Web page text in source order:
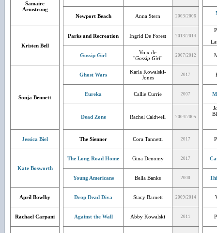
Samaire
Armstrong
Newport Beach Anna Stern 2003/2006
Kristen Bell
Parks and Recreation Ingrid De Forest 2013/2014
Gossip Girl
Voix de
"Gossip Girl" 2007/2012
Sonja Bennett
Ghost Wars
Karla Kowalski-
Jones
2017
Eureka Callie Currie 2007
Dead Zone Rachel Caldwell 2004/2005
Jessica Biel The Sienner Cora Tannetti 2017
Kate Bosworth
The Long Road Home Gina Denomy 2017
Young Americans Bella Banks 2000
April Bowlby Drop Dead Diva Stacy Barnett 2009/2014
Rachael Carpani Against the Wall Abby Kowalski 2011